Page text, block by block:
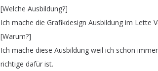
[Welche Ausbildung?]
Ich mache die Grafikdesign Ausbildung im Lette
[Warum?]
Ich mache diese Ausbildung weil ich schon immer
richtige dafür ist.